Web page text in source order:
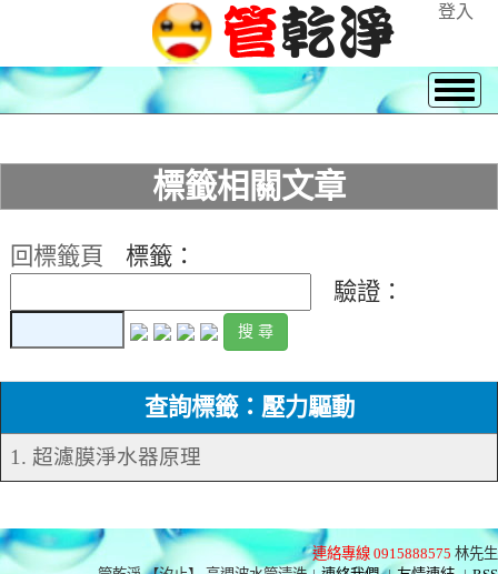
登入
標籤相關文章
回標籤頁
標籤：
驗證：
查詢標籤：壓力驅動
1. 超濾膜淨水器原理
連絡專線 0915888575 林先生